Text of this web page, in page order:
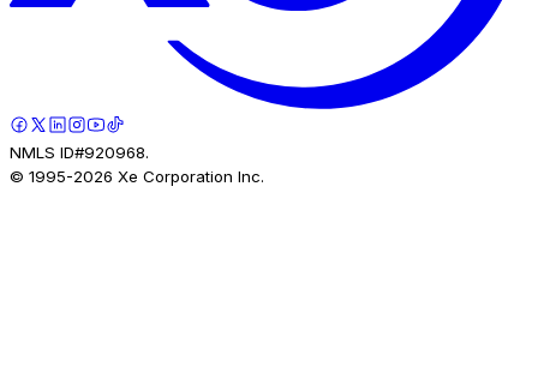
NMLS ID#920968.
© 1995-2026 Xe Corporation Inc.